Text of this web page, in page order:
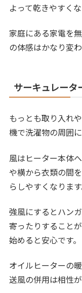
よって乾きやすくな
家庭にある家電を
の体感はかなり変わ
サーキュレータ
もっとも取り入れ
機で洗濯物の周囲
風はヒーター本体
や横から衣類の間
らしやすくなります
強風にするとハン
寄ったりすること
始めると安心です。
オイルヒーターの
送風の併用は相性が